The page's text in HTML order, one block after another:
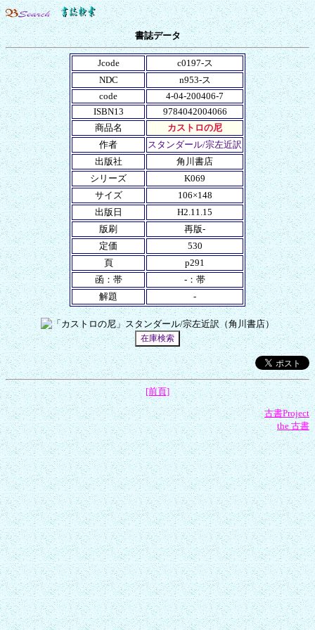
書誌データ
Jcode
c0197-ス
NDC
n953-ス
code
4-04-200406-7
ISBN13
9784042004066
商品名
カストロの尼
作者
スタンダール/宗左近訳
出版社
角川書店
シリーズ
K069
サイズ
106×148
出版日
H2.11.15
版刷
再版-
定価
530
頁
p291
函：帯
-：帯
解題
-
[前頁]
古書Project
the 古書